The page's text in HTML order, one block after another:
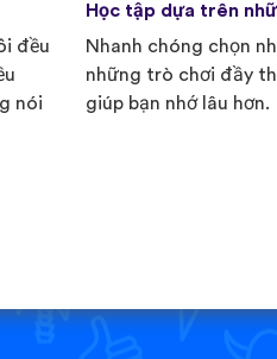
đều
nói
Học tập dựa trên
Nhanh chóng chọn
những trò chơi đầy
giúp bạn nhớ lâu hơn.